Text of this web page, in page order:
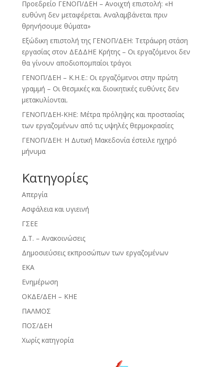
Προεδρείο ΓΕΝΟΠ/ΔΕΗ – Ανοιχτή επιστολή: «Η
ευθύνη δεν μεταφέρεται. Αναλαμβάνεται πριν
θρηνήσουμε θύματα»
Εξώδικη επιστολή της ΓΕΝΟΠ/ΔΕΗ: Τετράωρη στάση
εργασίας στον ΔΕΔΔΗΕ Κρήτης – Οι εργαζόμενοι δεν
θα γίνουν αποδιοπομπαίοι τράγοι
ΓΕΝΟΠ/ΔΕΗ – Κ.Η.Ε.: Οι εργαζόμενοι στην πρώτη
γραμμή – Οι θεσμικές και διοικητικές ευθύνες δεν
μετακυλίονται.
ΓΕΝΟΠ/ΔΕΗ-ΚΗΕ: Μέτρα πρόληψης και προστασίας
των εργαζομένων από τις υψηλές θερμοκρασίες
ΓΕΝΟΠ/ΔΕΗ: Η Δυτική Μακεδονία έστειλε ηχηρό
μήνυμα
Kατηγορίες
Απεργία
Ασφάλεια και υγιεινή
ΓΣΕΕ
Δ.Τ. – Ανακοινώσεις
Δημοσιεύσεις εκπροσώπων των εργαζομένων
ΕΚΑ
Ενημέρωση
ΟΚΔΕ/ΔΕΗ – ΚΗΕ
ΠΑΛΜΟΣ
ΠΟΣ/ΔΕΗ
Χωρίς κατηγορία